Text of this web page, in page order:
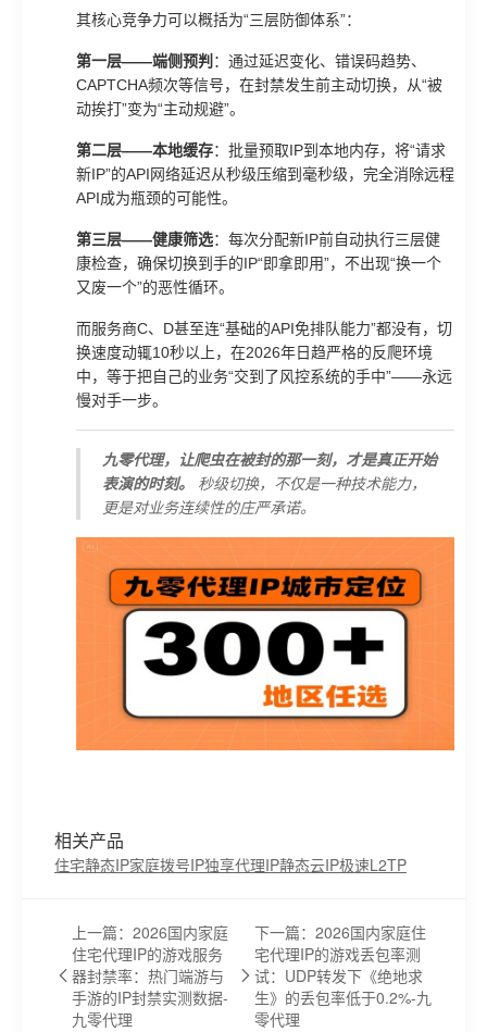
其核心竞争力可以概括为“三层防御体系”：
第一层——端侧预判 ：通过延迟变化、错误码趋势、
CAPTCHA频次等信号，在封禁发生前主动切换，从“被
动挨打”变为“主动规避”。
第二层——本地缓存：批量预取IP到本地内存，将“请求
新IP”的API网络延迟从秒级压缩到毫秒级，完全消除远程
API成为瓶颈的可能性。
第三层——健康筛选：每次分配新IP前自动执行三层健
康检查，确保切换到手的IP“即拿即用”，不出现“换一个
又废一个”的恶性循环。
而服务商C、D甚至连“基础的API免排队能力”都没有，切
换速度动辄10秒以上，在2026年日趋严格的反爬环境
中，等于把自己的业务“交到了风控系统的手中”——永远
慢对手一步。
九零代理，让爬虫在被封的那一刻，才是真正开始
表演的时刻。
秒级切换，不仅是一种技术能力，
更是对业务连续性的庄严承诺。
相关产品
住宅静态IP家庭拨号IP独享代理IP静态云IP极速L2TP
上一篇：2026国内家庭
住宅代理IP的游戏服务
器封禁率：热门端游与
手游的IP封禁实测数据-
九零代理
下一篇：2026国内家庭住
宅代理IP的游戏丢包率测
试：UDP转发下《绝地求
生》的丢包率低于0.2%-九
零代理